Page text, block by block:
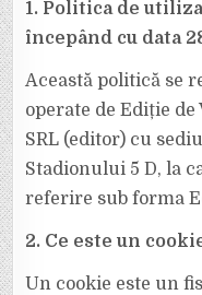
1. Politica de
începând cu data
Această politică se
operate de Ediție
SRL (editor) cu
Stadionului 5 D, la
referire sub forma
2. Ce este un
Un cookie este un